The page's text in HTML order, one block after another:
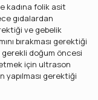
kadına folik asit
gıdalardan
ve gebelik
bırakması gerektiği
gerekli doğum öncesi
için ultrason
yapılması gerektiği